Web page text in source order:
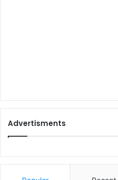
Advertisments